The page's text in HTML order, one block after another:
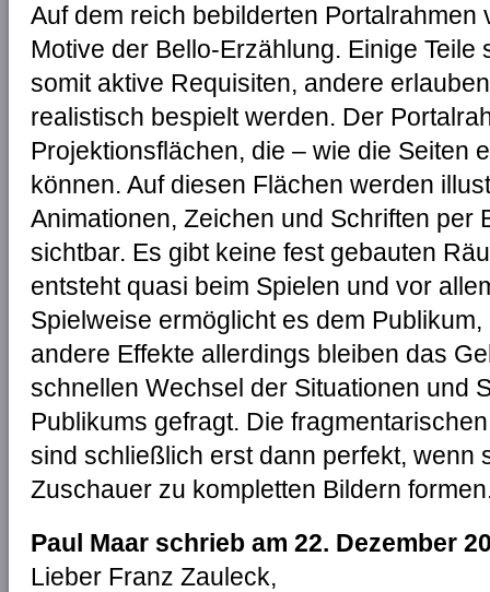
Auf dem reich bebilderten
Motive der Bello-Erzählung. Einige
somit aktive Requisiten, andere
realistisch bespielt werden. Der
Projektionsflächen, die – wie die Seiten
können. Auf diesen Flächen werden
Animationen, Zeichen und Schriften per
sichtbar. Es gibt keine fest gebauten
entsteht quasi beim Spielen und vor
Spielweise ermöglicht es dem
andere Effekte allerdings bleiben das
schnellen Wechsel der Situationen und
Publikums gefragt. Die
sind schließlich erst dann perfekt, wenn
Zuschauer zu kompletten Bildern
Paul Maar schrieb am 22. Dezember
Lieber Franz Zauleck,